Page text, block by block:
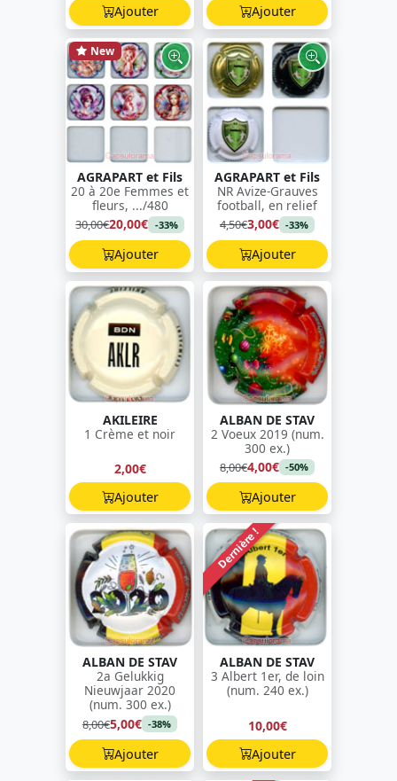
Ajouter
Ajouter
New
AGRAPART et Fils
20 à 20e Femmes et
fleurs, .../480
30,00€20,00€ -33%
Ajouter
AGRAPART et Fils
NR Avize-Grauves
football, en relief
4,50€3,00€ -33%
Ajouter
AKILEIRE
1 Crème et noir
2,00€
Ajouter
ALBAN DE STAV
2 Voeux 2019 (num.
300 ex.)
8,00€4,00€ -50%
Ajouter
ALBAN DE STAV
2a Gelukkig
Nieuwjaar 2020
(num. 300 ex.)
8,00€5,00€ -38%
Ajouter
Dernière !
ALBAN DE STAV
3 Albert 1er, de loin
(num. 240 ex.)
10,00€
Ajouter